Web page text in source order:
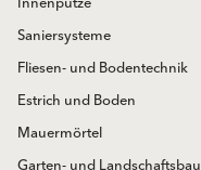
Saniersysteme
Fliesen- und Bodentechnik
Estrich und Boden
Mauermörtel